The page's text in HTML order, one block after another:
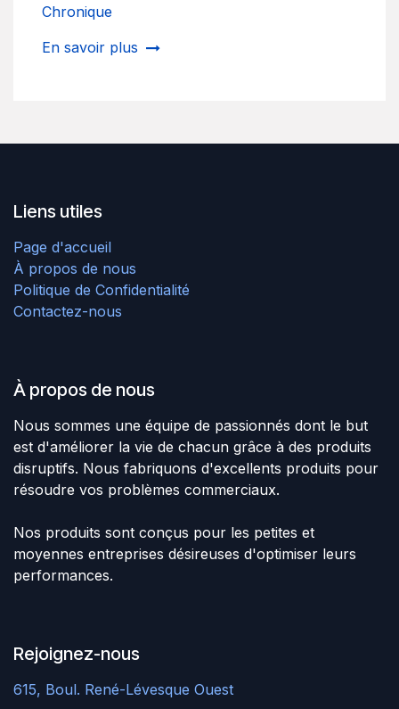
Chronique
En savoir plus
Liens utiles
Page d'accueil
À propos de nous
Politique de Confidentialité
Contactez-nous
À propos de nous
Nous sommes une équipe de passionnés dont le but
est d'améliorer la vie de chacun grâce à des produits
disruptifs. Nous fabriquons d'excellents produits pour
résoudre vos problèmes commerciaux.
Nos produits sont conçus pour les petites et
moyennes entreprises désireuses d'optimiser leurs
performances.
Rejoignez-nous
615, Boul. René-Lévesque Ouest ​